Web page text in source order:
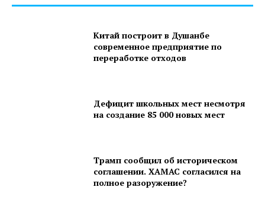
Китай построит в Душанбе
современное предприятие по
переработке отходов
Дефицит школьных мест несмотря
на создание 85 000 новых мест
Трамп сообщил об историческом
соглашении. ХАМАС согласился на
полное разоружение?